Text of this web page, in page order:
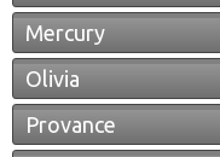
Mercury
Olivia
Provance